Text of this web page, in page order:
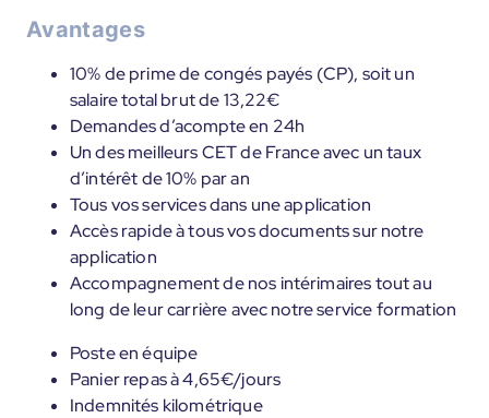
Avantages
10% de prime de congés payés (CP), soit un
salaire total brut de 13,22€
Demandes d’acompte en 24h
Un des meilleurs CET de France avec un taux
d’intérêt de 10% par an
Tous vos services dans une application
Accès rapide à tous vos documents sur notre
application
Accompagnement de nos intérimaires tout au
long de leur carrière avec notre service formation
Poste en équipe
Panier repas à 4,65€/jours
Indemnités kilométrique